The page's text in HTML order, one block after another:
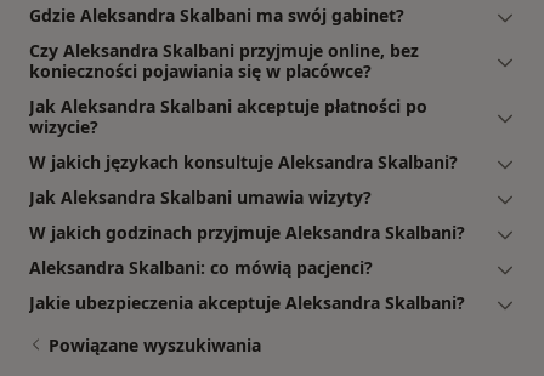
Gdzie Aleksandra Skalbani ma swój gabinet?
Czy Aleksandra Skalbani przyjmuje online, bez
konieczności pojawiania się w placówce?
Jak Aleksandra Skalbani akceptuje płatności po
wizycie?
W jakich językach konsultuje Aleksandra Skalbani?
Jak Aleksandra Skalbani umawia wizyty?
W jakich godzinach przyjmuje Aleksandra Skalbani?
Aleksandra Skalbani: co mówią pacjenci?
Jakie ubezpieczenia akceptuje Aleksandra Skalbani?
Powiązane wyszukiwania